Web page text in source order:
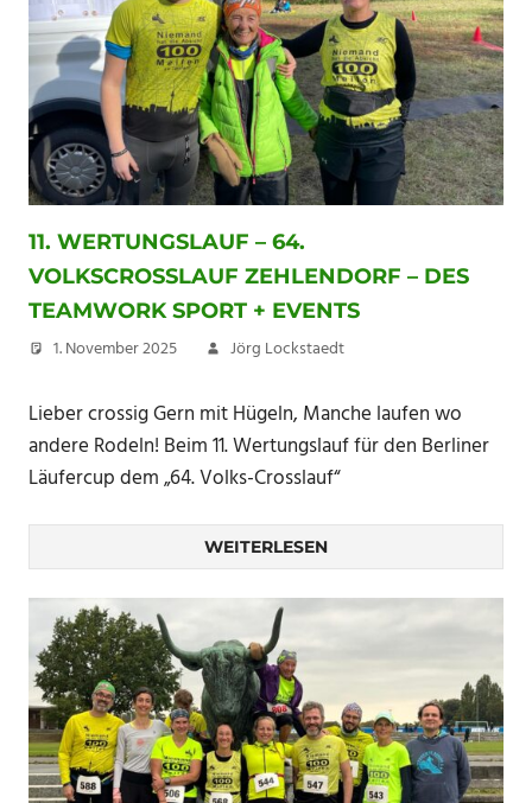
11. WERTUNGSLAUF – 64.
VOLKSCROSSLAUF ZEHLENDORF – DES
TEAMWORK SPORT + EVENTS
1. November 2025 Jörg Lockstaedt
Lieber crossig Gern mit Hügeln, Manche laufen wo
andere Rodeln! Beim 11. Wertungslauf für den Berliner
Läufercup dem „64. Volks-Crosslauf“
WEITERLESEN